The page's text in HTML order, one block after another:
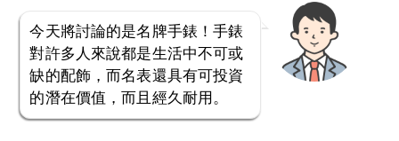
今天將討論的是名牌手錶！手錶
對許多人來說都是生活中不可或
缺的配飾，而名表還具有可投資
的潛在價值，而且經久耐用。